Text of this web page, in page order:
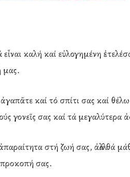
καλή καί εὐλογημένη
μας.
καί τό σπίτι σας καί
γονεῖς σας καί τά μεγαλύτερα
στή ζωή σας, ἀλλά θά
σας.